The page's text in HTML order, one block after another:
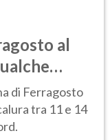
al
di Ferragosto
tra 11 e 14